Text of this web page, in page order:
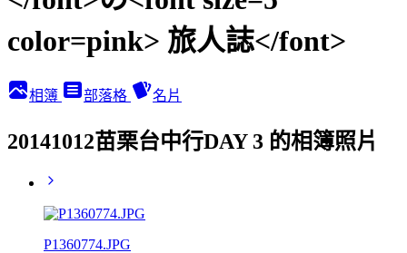
color=pink> 旅人誌</font>
相簿 部落格 名片
20141012苗栗台中行DAY 3 的相簿照片
P1360774.JPG